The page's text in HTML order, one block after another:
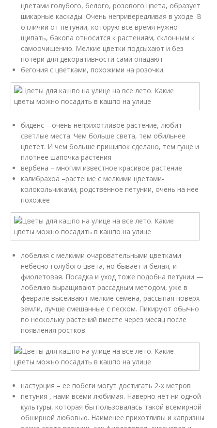
цветами голубого, белого, розового цвета, образует
шикарные каскады. Очень непривередливая в уходе. В
отличии от петунии, которую все время нужно
щипать, бакопа относится к растениям, склонным к
самоочищению. Мелкие цветки подсыхают и без
потери для декоративности сами опадают
бегония с цветками, похожими на розочки
биденс – очень неприхотливое растение, любит
светлые места. Чем больше света, тем обильнее
цветет. И чем больше прищипок сделано, тем гуще и
плотнее шапочка растения
вербена – многим известное красивое растение
калибрахоа –растение с мелкими цветами-
колокольчиками, родственное петунии, очень на нее
похожее
лобелия с мелкими очаровательными цветками
небесно-голубого цвета, но бывает и белая, и
фиолетовая. Посадка и уход тоже подобна петунии —
лобелию выращивают рассадным методом, уже в
феврале высеивают мелкие семена, рассыпая поверх
земли, лучше смешанные с песком. Пикируют обычно
по нескольку растений вместе через месяц после
появления ростков.
настурция – ее побеги могут достигать 2-х метров
петуния , нами всеми любимая. Наверно нет ни одной
культуры, которая бы пользовалась такой всемирной
обширной любовью. Наименее прихотливы и капризны